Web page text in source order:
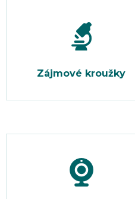
Zájmové kroužky